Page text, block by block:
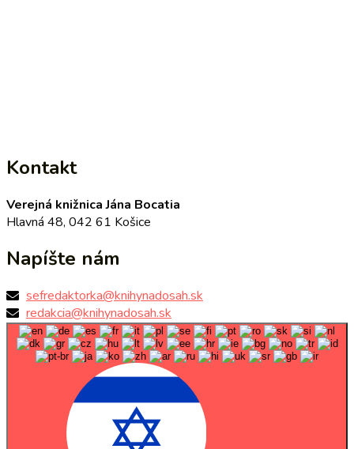
Kontakt
Verejná knižnica Jána Bocatia
Hlavná 48, 042 61 Košice
Napíšte nám
sefredaktorka@knihynadosah.sk
redakcia@knihynadosah.sk